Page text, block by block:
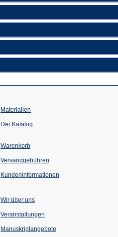
Materialien
Der Katalog
Warenkorb
Versandgebühren
Kundeninformationen
Wir über uns
Veranstaltungen
einem
Manuskriptangebote